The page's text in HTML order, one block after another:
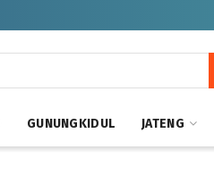
GUNUNGKIDUL JATENG